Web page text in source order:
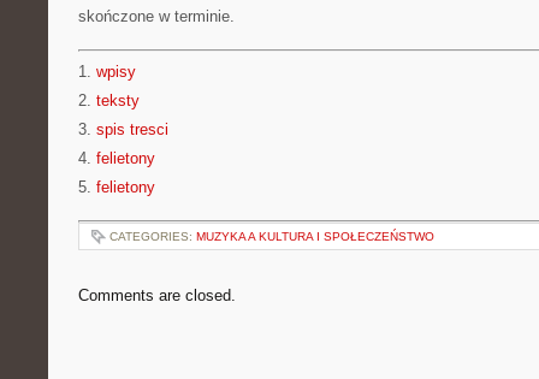
skończone w terminie.
1. wpisy
2. teksty
3. spis tresci
4. felietony
5. felietony
CATEGORIES: MUZYKA A KULTURA I SPOŁECZEŃSTWO
Comments are closed.